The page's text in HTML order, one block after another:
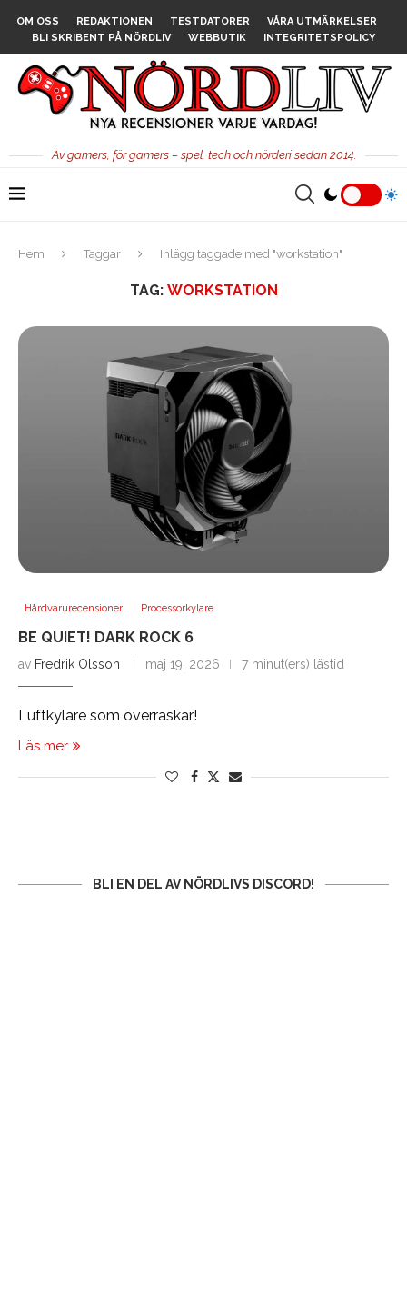
OM OSS REDAKTIONEN TESTDATORER
VÅRA UTMÄRKELSER
BLI SKRIBENT PÅ NÖRDLIV
WEBBUTIK INTEGRITETSPOLICY
Av gamers, för gamers – spel, tech och nörderi sedan 2014.
Hem Taggar Inlägg taggade med "workstation"
TAG: WORKSTATION
Hårdvarurecensioner Processorkylare
BE QUIET! DARK ROCK 6
av Fredrik Olsson maj 19, 2026 7 minut(ers) lästid
Luftkylare som överraskar!
Läs mer
BLI EN DEL AV NÖRDLIVS DISCORD!